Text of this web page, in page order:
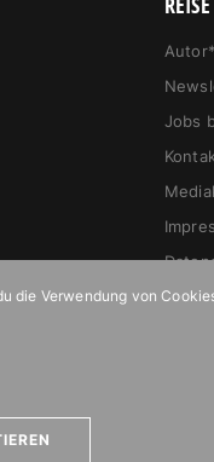
Jobs
Newsletter!
die Verwendung von